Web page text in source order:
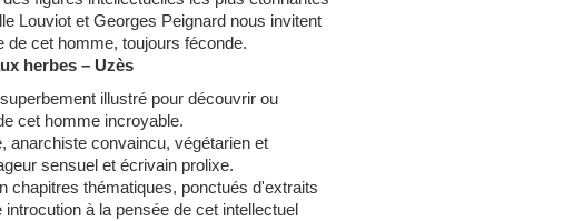
Louviot et Georges Peignard nous invitent
de cet homme, toujours féconde.
herbes – Uzès
illustré pour découvrir ou
cet homme incroyable.
anarchiste convaincu, végétarien et
sensuel et écrivain prolixe.
chapitres thématiques, ponctués d'extraits
à la pensée de cet intellectuel